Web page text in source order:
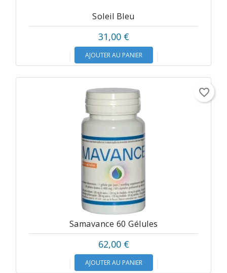
Soleil Bleu
31,00 €
AJOUTER AU PANIER
Samavance 60 Gélules
62,00 €
AJOUTER AU PANIER
favorite_border